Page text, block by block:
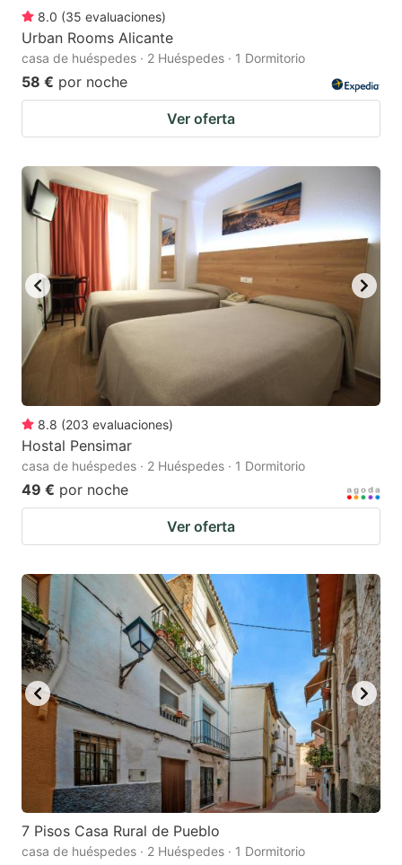
8.0 (35 evaluaciones)
Urban Rooms Alicante
casa de huéspedes · 2 Huéspedes · 1 Dormitorio
58 € por noche
Ver oferta
8.8 (203 evaluaciones)
Hostal Pensimar
casa de huéspedes · 2 Huéspedes · 1 Dormitorio
49 € por noche
Ver oferta
7 Pisos Casa Rural de Pueblo
casa de huéspedes · 2 Huéspedes · 1 Dormitorio